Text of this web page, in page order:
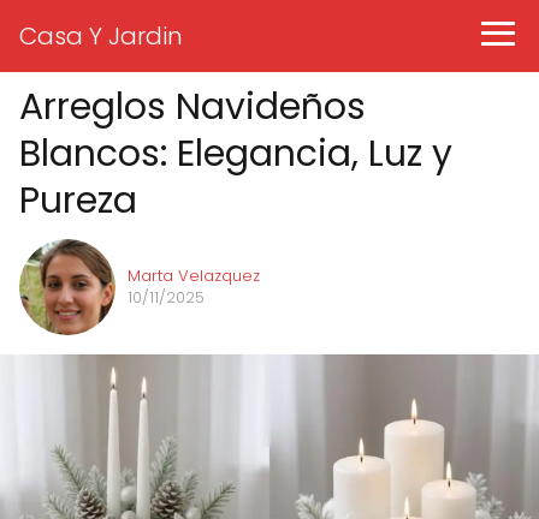
Casa Y Jardin
Arreglos Navideños
Blancos: Elegancia, Luz y
Pureza
Marta Velazquez
10/11/2025